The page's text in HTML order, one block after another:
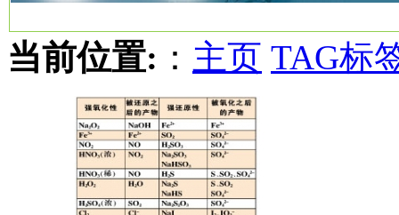
当前位置: ： 主页 TAG标